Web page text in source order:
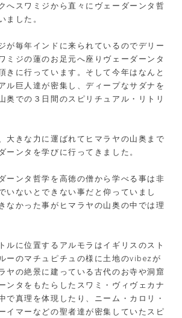
へスワミジから直々にヴェーダーンタ哲
ました。
が毎年インドに来られているのでデリー
ミジの蓮のお足元へ座りヴェーダーンタ
きに行っています。そして今年はなんと
ル巨人達が密集し、ディープなサダナを
奥での３日間のスピリチュアル・リトリ
大きな力に運ばれてヒマラヤの山奥まで
ーンタを学びに行ってきました。
ーンタ哲学を高徳の僧から学べる事は非
いないとできない事だと仰っていまし
なかった事がヒマラヤの山奥の中では理
ルに位置するアルモラはイギリスのスト
ーのマチュピチュの様に土地のvibez が
ヤの絶景に建っている古代のお寺や洞窟
ンタをもたらしたスワミ・ヴィヴェカナ
で真理を体現したり、ニーム・カロリ・
イマーなどの聖者達が密集していたスピ